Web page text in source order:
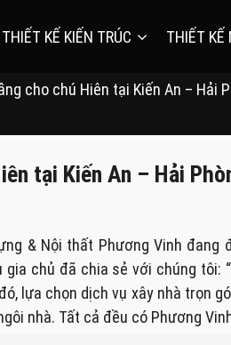
THIẾT KẾ KIẾN TRÚC THIẾT KẾ
cho chú Hiên tại Kiến An – Hải
tại Kiến An – Hải
& Nội thất Phương Vinh đang
chủ đã chia sẻ với chúng tôi:
lựa chọn dịch vụ xây nhà trọn
nhà. Tất cả đều có Phương